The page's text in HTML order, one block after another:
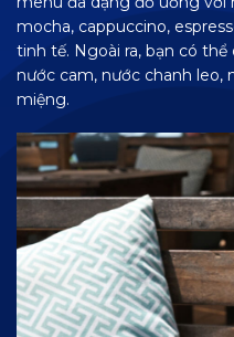
mocha, cappuccino,
tinh tế. Ngoài ra, bạn có
nước cam, nước chanh leo,
miệng.